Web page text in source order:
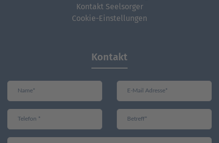
Kontakt Seelsorger
Cookie-Einstellungen
Kontakt